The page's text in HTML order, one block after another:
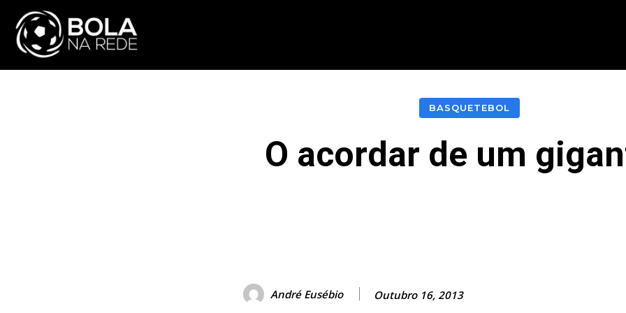
BASQUETEBOL
O acordar de um
André Eusébio Outubro 16, 2013